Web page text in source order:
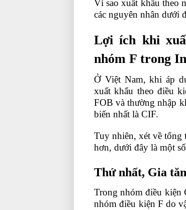
Vì sao xuất khẩu theo
các nguyên nhân dưới
Lợi ích khi
nhóm F trong
Ở Việt Nam, khi áp
xuất khẩu theo điều
FOB và thường nhập
biến nhất là CIF.
Tuy nhiên, xét về tổng
hơn, dưới đây là một
Thứ nhất, Gia
Trong nhóm điều kiện
nhóm điều kiện F do